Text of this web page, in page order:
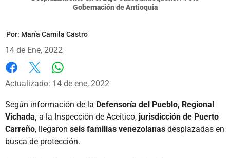
Gobernación de Antioquia
Por: María Camila Castro
14 de Ene, 2022
Facebook
X
Actualizado: 14 de ene, 2022
Según información de la Defensoría del Pueblo, Regional
Vichada, a la Inspección de Aceitico, jurisdicción de Puerto
Carreño, llegaron seis familias venezolanas desplazadas en
busca de protección.